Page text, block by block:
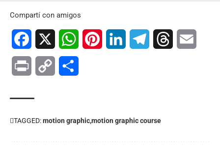
Compartí con amigos
Facebook WhatsAppPinterest LinkedIn TelegramThreads
Print Copy
TAGGED:motion graphicmotion graphic course